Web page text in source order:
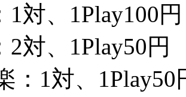
1対、1Play100円
2対、1Play50円
：1対、